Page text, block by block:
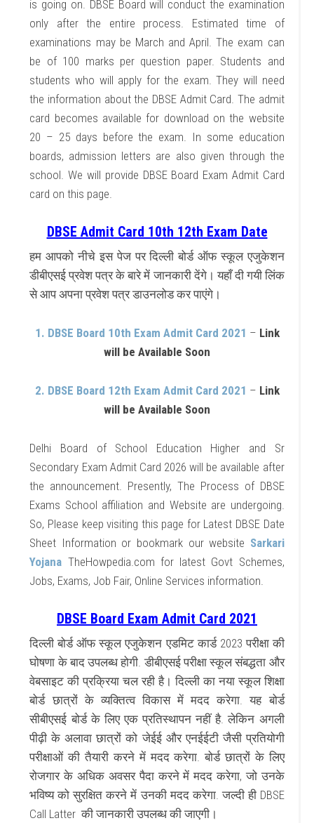
is going on. DBSE Board will conduct the examination
only after the entire process. Estimated time of
examinations may be March and April. The exam can
be of 100 marks per question paper. Students and
students who will apply for the exam. They will need
the information about the DBSE Admit Card. The admit
card becomes available for download on the website
20 – 25 days before the exam. In some education
boards, admission letters are also given through the
school. We will provide DBSE Board Exam Admit Card
card on this page.
DBSE Admit Card 10th 12th Exam Date
हम आपको नीचे इस पेज पर दिल्ली बोर्ड ऑफ स्कूल एजुकेशन
डीबीएसई प्रवेश पत्र के बारे में जानकारी देंगे। यहाँ दी गयी लिंक
से आप अपना प्रवेश पत्र डाउनलोड कर पाएंगे।
1. DBSE Board 10th Exam Admit Card 2021 – Link
will be Available Soon
2. DBSE Board 12th Exam Admit Card 2021 – Link
will be Available Soon
Delhi Board of School Education Higher and Sr
Secondary Exam Admit Card 2026 will be available after
the announcement. Presently, The Process of DBSE
Exams School affiliation and Website are undergoing.
So, Please keep visiting this page for Latest DBSE Date
Sheet Information or bookmark our website Sarkari
Yojana TheHowpedia.com for latest Govt Schemes,
Jobs, Exams, Job Fair, Online Services information.
DBSE Board Exam Admit Card 2021
दिल्ली बोर्ड ऑफ स्कूल एजुकेशन एडमिट कार्ड 2023 परीक्षा की
घोषणा के बाद उपलब्ध होगी. डीबीएसई परीक्षा स्कूल संबद्धता और
वेबसाइट की प्रक्रिया चल रही है। दिल्ली का नया स्कूल शिक्षा
बोर्ड छात्रों के व्यक्तित्व विकास में मदद करेगा. यह बोर्ड
सीबीएसई बोर्ड के लिए एक प्रतिस्थापन नहीं है. लेकिन अगली
पीढ़ी के अलावा छात्रों को जेईई और एनईईटी जैसी प्रतियोगी
परीक्षाओं की तैयारी करने में मदद करेगा. बोर्ड छात्रों के लिए
रोजगार के अधिक अवसर पैदा करने में मदद करेगा, जो उनके
भविष्य को सुरक्षित करने में उनकी मदद करेगा. जल्दी ही DBSE
Call Latter की जानकारी उपलब्ध की जाएगी।